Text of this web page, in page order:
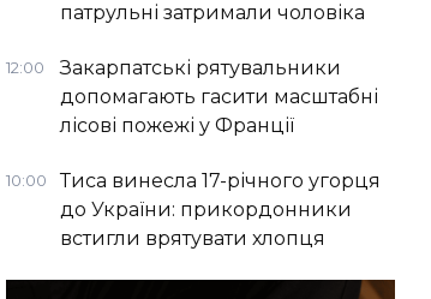
патрульні затримали чоловіка
12:00
Закарпатські рятувальники
допомагають гасити масштабні
лісові пожежі у Франції
10:00
Тиса винесла 17-річного угорця
до України: прикордонники
встигли врятувати хлопця